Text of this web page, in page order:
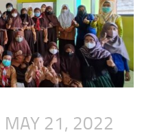
MAY 21, 2022